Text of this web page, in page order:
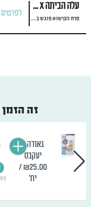
עלה הביתה x מסעדת רוברטה וינצ'י
פרח הקישוא פוגש ברגלת הגינה
לפרטים
זה
גאודה -
יעקבס
₪25.00
/
יח'
200 גרם